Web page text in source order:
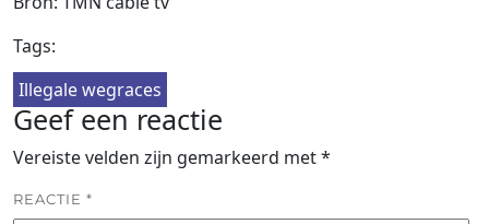
Tags:
Illegale wegraces
Geef een reactie
Vereiste velden zijn gemarkeerd met*
REACTIE *